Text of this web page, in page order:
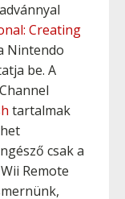
Creating
Nintendo
be. A
tartalmak
csak a
Remote